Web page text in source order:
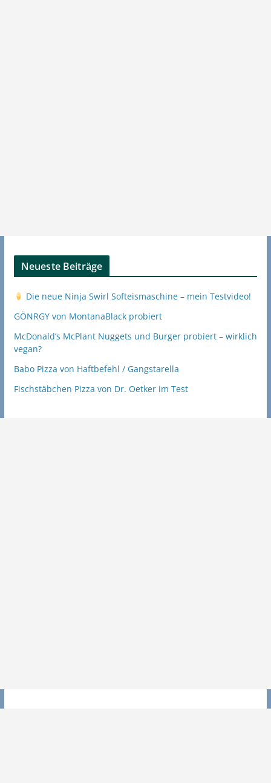
Neueste Beiträge
Die neue Ninja Swirl Softeismaschine – mein Testvideo!
GÖNRGY von MontanaBlack probiert
McDonald’s McPlant Nuggets und Burger probiert – wirklich
vegan?
Babo Pizza von Haftbefehl / Gangstarella
Fischstäbchen Pizza von Dr. Oetker im Test